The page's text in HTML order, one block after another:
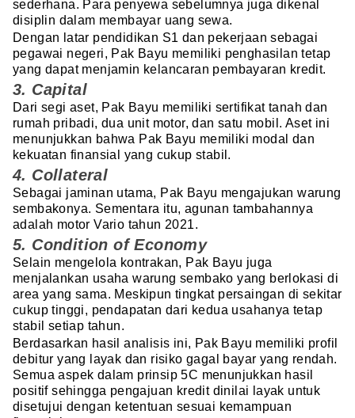
sederhana. Para penyewa sebelumnya juga dikenal
disiplin dalam membayar uang sewa.
Dengan latar pendidikan S1 dan pekerjaan sebagai
pegawai negeri, Pak Bayu memiliki penghasilan tetap
yang dapat menjamin kelancaran pembayaran kredit.
3. Capital
Dari segi aset, Pak Bayu memiliki sertifikat tanah dan
rumah pribadi, dua unit motor, dan satu mobil. Aset ini
menunjukkan bahwa Pak Bayu memiliki modal dan
kekuatan finansial yang cukup stabil.
4. Collateral
Sebagai jaminan utama, Pak Bayu mengajukan warung
sembakonya. Sementara itu, agunan tambahannya
adalah motor Vario tahun 2021.
5. Condition of Economy
Selain mengelola kontrakan, Pak Bayu juga
menjalankan usaha warung sembako yang berlokasi di
area yang sama. Meskipun tingkat persaingan di sekitar
cukup tinggi, pendapatan dari kedua usahanya tetap
stabil setiap tahun.
Berdasarkan hasil analisis ini, Pak Bayu memiliki profil
debitur yang layak dan risiko gagal bayar yang rendah.
Semua aspek dalam prinsip 5C menunjukkan hasil
positif sehingga pengajuan kredit dinilai layak untuk
disetujui dengan ketentuan sesuai kemampuan